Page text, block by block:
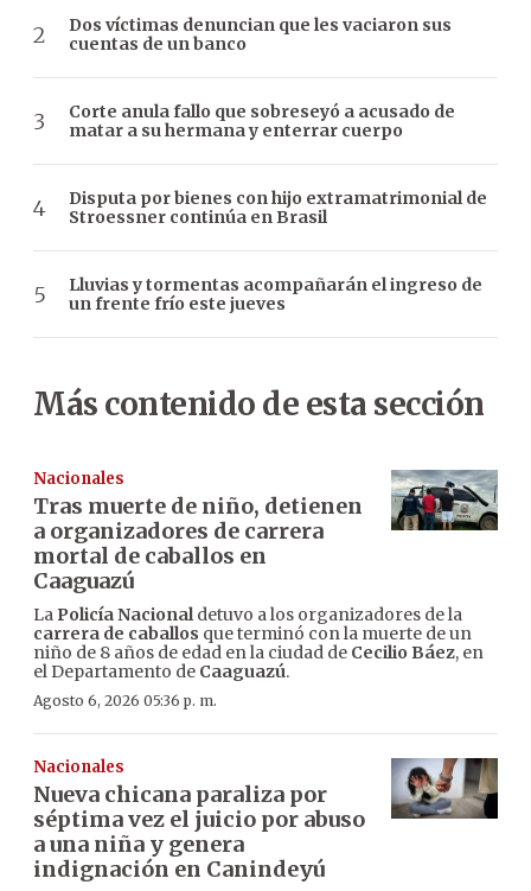
Dos víctimas denuncian que les vaciaron sus
cuentas de un banco
Corte anula fallo que sobreseyó a acusado de
matar a su hermana y enterrar cuerpo
Disputa por bienes con hijo extramatrimonial de
Stroessner continúa en Brasil
Lluvias y tormentas acompañarán el ingreso de
un frente frío este jueves
Más contenido de esta sección
Nacionales
Tras muerte de niño, detienen
a organizadores de carrera
mortal de caballos en
Caaguazú
La Policía Nacionaldetuvo a los organizadores de la
carrera de caballos que terminó con la muerte de un
niño de 8 años de edad en la ciudad de Cecilio Báez, en
el Departamento de Caaguazú.
Agosto 6, 2026 05:36 p. m.
Nacionales
Nueva chicana paraliza por
séptima vez el juicio por abuso
a una niña y genera
indignación en Canindeyú